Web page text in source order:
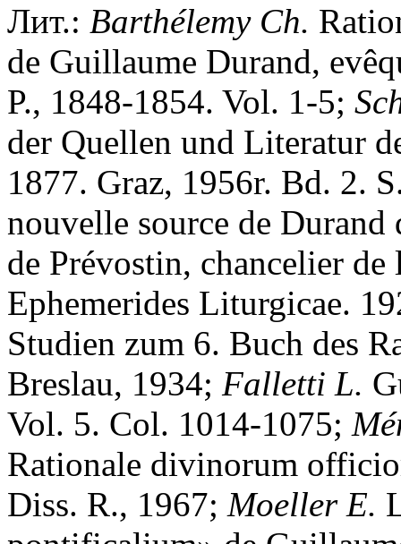
Лит.: Barthélemy Ch.
de Guillaume Durand,
P., 1848-1854. Vol. 1-5;
der Quellen und Literatur
1877. Graz, 1956r. Bd. 2.
nouvelle source de
de Prévostin, chancelier
Ephemerides Liturgicae.
Studien zum 6. Buch des
Breslau, 1934; Falletti L.
Vol. 5. Col. 1014-1075; Mé
Rationale divinorum
Diss. R., 1967; Moeller E.